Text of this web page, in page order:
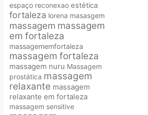
espaço reconexao estética
fortaleza lorena masasgem
massagem massagem
em fortaleza
massagememfortaleza
massagem fortaleza
massagem nuru Massagem
prostática massagem
relaxante massagem
relaxante em fortaleza
massagem sensitive